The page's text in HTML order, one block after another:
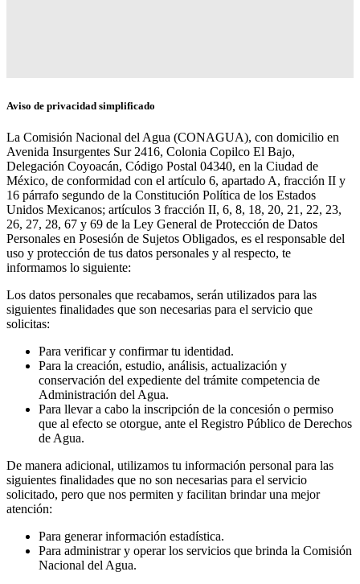
Aviso de privacidad simplificado
La Comisión Nacional del Agua (CONAGUA), con domicilio en
Avenida Insurgentes Sur 2416, Colonia Copilco El Bajo,
Delegación Coyoacán, Código Postal 04340, en la Ciudad de
México, de conformidad con el artículo 6, apartado A, fracción II y
16 párrafo segundo de la Constitución Política de los Estados
Unidos Mexicanos; artículos 3 fracción II, 6, 8, 18, 20, 21, 22, 23,
26, 27, 28, 67 y 69 de la Ley General de Protección de Datos
Personales en Posesión de Sujetos Obligados, es el responsable del
uso y protección de tus datos personales y al respecto, te
informamos lo siguiente:
Los datos personales que recabamos, serán utilizados para las
siguientes finalidades que son necesarias para el servicio que
solicitas:
Para verificar y confirmar tu identidad.
Para la creación, estudio, análisis, actualización y
conservación del expediente del trámite competencia de
Administración del Agua.
Para llevar a cabo la inscripción de la concesión o permiso
que al efecto se otorgue, ante el Registro Público de Derechos
de Agua.
De manera adicional, utilizamos tu información personal para las
siguientes finalidades que no son necesarias para el servicio
solicitado, pero que nos permiten y facilitan brindar una mejor
atención:
Para generar información estadística.
Para administrar y operar los servicios que brinda la Comisión
Nacional del Agua.